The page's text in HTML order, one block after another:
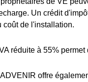
Un crédit
coût de l'installation.
réduite à 55%
offre